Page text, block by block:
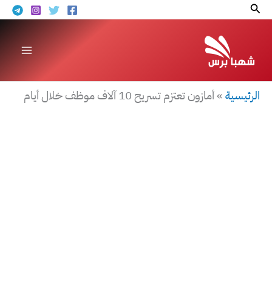
تخطيالبحث
الرئيسية»أمازون تعتزم تسريح 10 آلاف موظف خلال أيام